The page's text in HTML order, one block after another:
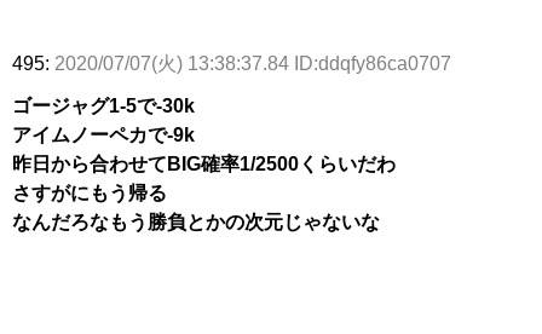
495: 2020/07/07(火) 13:38:37.84 ID:ddqfy86ca0707
ゴージャグ1-5で-30k
アイムノーペカで-9k
昨日から合わせてBIG確率1/2500くらいだわ
さすがにもう帰る
なんだろなもう勝負とかの次元じゃないな